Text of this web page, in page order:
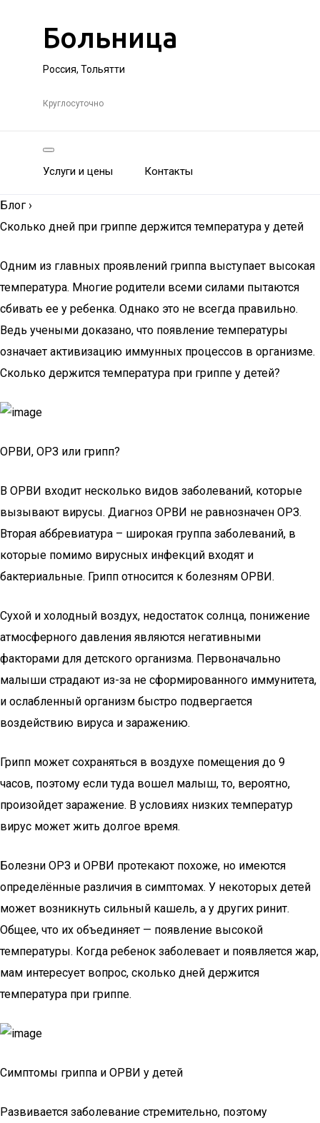
Больница
Россия, Тольятти
Круглосуточно
Услуги и цены Контакты
Блог ›
Сколько дней при гриппе держится температура у детей
Одним из главных проявлений гриппа выступает высокая
температура. Многие родители всеми силами пытаются
сбивать ее у ребенка. Однако это не всегда правильно.
Ведь учеными доказано, что появление температуры
означает активизацию иммунных процессов в организме.
Сколько держится температура при гриппе у детей?
ОРВИ, ОРЗ или грипп?
В ОРВИ входит несколько видов заболеваний, которые
вызывают вирусы. Диагноз ОРВИ не равнозначен ОРЗ.
Вторая аббревиатура – широкая группа заболеваний, в
которые помимо вирусных инфекций входят и
бактериальные. Грипп относится к болезням ОРВИ.
Сухой и холодный воздух, недостаток солнца, понижение
атмосферного давления являются негативными
факторами для детского организма. Первоначально
малыши страдают из-за не сформированного иммунитета,
и ослабленный организм быстро подвергается
воздействию вируса и заражению.
Грипп может сохраняться в воздухе помещения до 9
часов, поэтому если туда вошел малыш, то, вероятно,
произойдет заражение. В условиях низких температур
вирус может жить долгое время.
Болезни ОРЗ и ОРВИ протекают похоже, но имеются
определённые различия в симптомах. У некоторых детей
может возникнуть сильный кашель, а у других ринит.
Общее, что их объединяет — появление высокой
температуры. Когда ребенок заболевает и появляется жар,
мам интересует вопрос, сколько дней держится
температура при гриппе.
Симптомы гриппа и ОРВИ у детей
Развивается заболевание стремительно, поэтому